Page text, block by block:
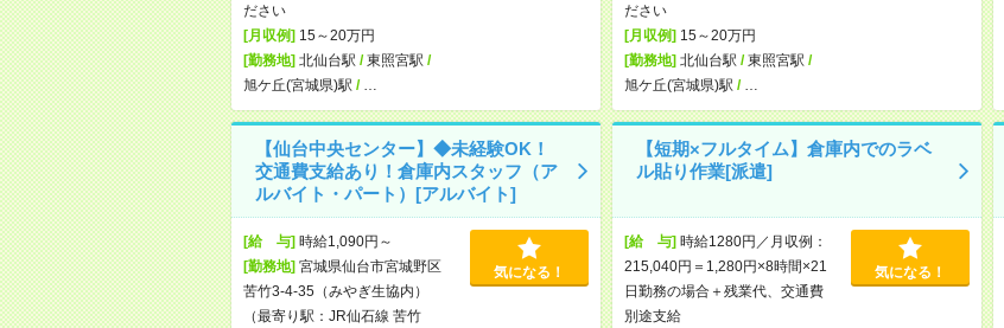
ださい
[月収例]15～20万円
[勤務地]北仙台駅 /東照宮駅 /
旭ケ丘(宮城県)駅 /
ださい
[月収例]15～20万円
[勤務地]北仙台駅 /東照宮駅 /
旭ケ丘(宮城県)駅 /
【仙台中央センター】◆未経験OK！
交通費支給あり！倉庫内スタッフ（ア
ルバイト・パート）[アルバイト]
[給 与]時給1,090円～
[勤務地]宮城県仙台市宮城野区
苦竹3-4-35（みやぎ生協内）
（最寄り駅：JR仙石線 苦竹
気になる！
【短期×フルタイム】倉庫内でのラベ
ル貼り作業[派遣]
[給 与]時給1280円／月収例：
215,040円＝1,280円×8時間×21
日勤務の場合＋残業代、交通費
別途支給
気になる！